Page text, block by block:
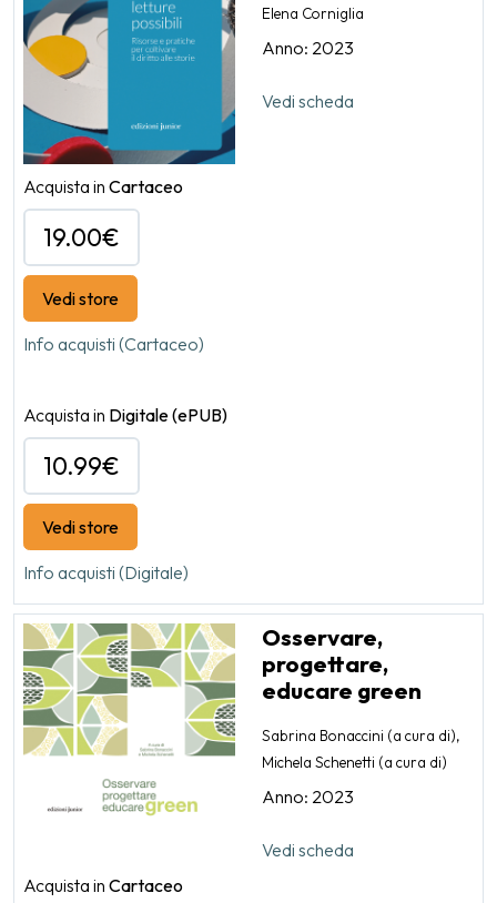
Elena Corniglia
Anno: 2023
Vedi scheda
Acquista in Cartaceo
19.00€
Vedi store
Info acquisti (Cartaceo)
Acquista in Digitale(ePUB)
10.99€
Vedi store
Info acquisti (Digitale)
Osservare,
progettare,
educare green
Sabrina Bonaccini (a cura di),
Michela Schenetti (a cura di)
Anno: 2023
Vedi scheda
Acquista in Cartaceo